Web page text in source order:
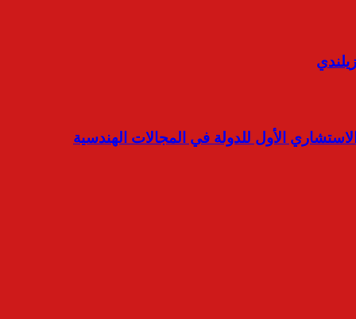
الأول للدولة في المجالات الهندسية